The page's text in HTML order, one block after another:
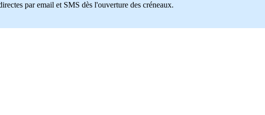
par email et SMS dès l'ouverture des créneaux.